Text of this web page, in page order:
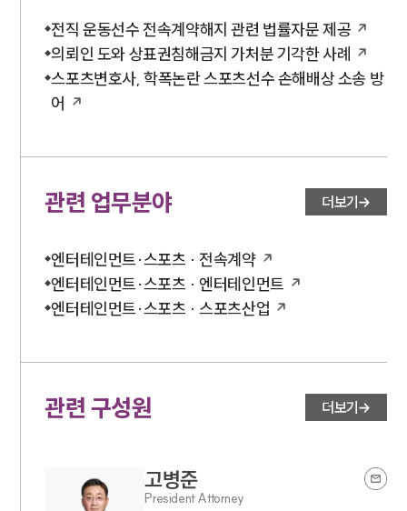
전직 운동선수 전속계약해지 관련 법률자문 제공
의뢰인 도와 상표권침해금지 가처분 기각한 사례
스포츠변호사, 학폭논란 스포츠선수 손해배상 소송 방
어
관련 업무분야 더보기
엔터테인먼트·스포츠 · 전속계약
엔터테인먼트·스포츠 · 엔터테인먼트
엔터테인먼트·스포츠 · 스포츠산업
관련 구성원 더보기
고병준
President Attorney